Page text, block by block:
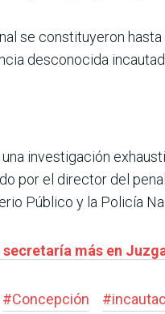
se constituyeron
desconocida
investigación
por el director del
Público y la Policía
más en
#Concepción #